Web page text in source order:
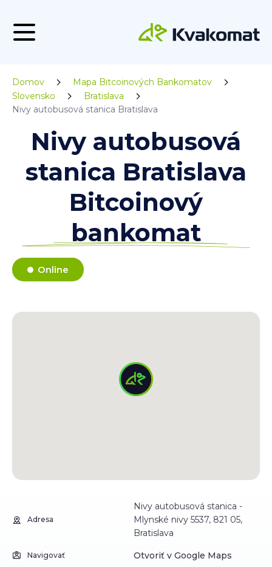
Domov
Mapa Bitcoinových Bankomatov
Slovensko
Bratislava
Nivy autobusová stanica Bratislava
Nivy autobusová
stanica Bratislava
Bitcoinový
bankomat
Online
Adresa
Nivy autobusová stanica -
Mlynské nivy 5537, 821 05,
Bratislava
Navigovať Otvoriť v Google Maps